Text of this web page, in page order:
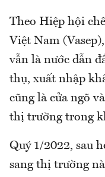
Theo Hiệp hội
Việt Nam
vẫn là nước dẫn
thụ, xuất nhập
cũng là cửa ngõ
thị trường trong
Quý 1/2022, sau
sang thị trường